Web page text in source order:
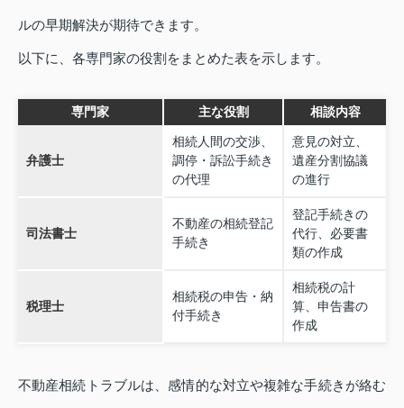
ルの早期解決が期待できます。
以下に、各専門家の役割をまとめた表を示します。
専門家 主な役割 相談内容
弁護士
相続人間の交渉、
調停・訴訟手続き
の代理
意見の対立、
遺産分割協議
の進行
司法書士
不動産の相続登記
手続き
登記手続きの
代行、必要書
類の作成
税理士
相続税の申告・納
付手続き
相続税の計
算、申告書の
作成
不動産相続トラブルは、感情的な対立や複雑な手続きが絡む